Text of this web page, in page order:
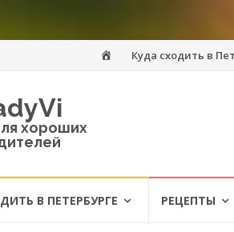
ПерейтиГлавная
Куда сходить в
хороших
В ПЕТЕРБУРГЕ РЕЦЕПТЫ